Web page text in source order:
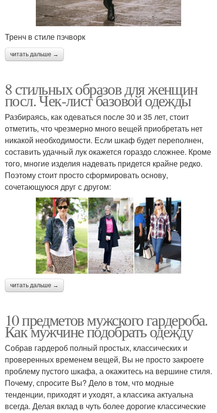
Тренч в стиле пэчворк
читать дальше →
8 стильных образов для женщин
посл. Чек-лист базовой одежды
Разбираясь, как одеваться после 30 и 35 лет, стоит
отметить, что чрезмерно много вещей приобретать нет
никакой необходимости. Если шкаф будет переполнен,
составить удачный лук окажется гораздо сложнее. Кроме
того, многие изделия надевать придется крайне редко.
Поэтому стоит просто сформировать основу,
сочетающуюся друг с другом:
читать дальше →
10 предметов мужского гардероба.
Как мужчине подобрать одежду
Собрав гардероб полный простых, классических и
проверенных временем вещей, Вы не просто закроете
проблему пустого шкафа, а окажитесь на вершине стиля.
Почему, спросите Вы? Дело в том, что модные
тенденции, приходят и уходят, а классика актуальна
всегда. Делая вклад в чуть более дорогие классические